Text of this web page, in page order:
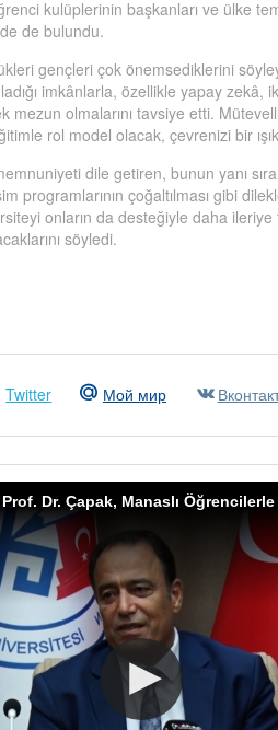
kulüplerinin başkanları ve ülke
de bulundu.
gençleri çok önemsediklerini
imkânlarla, özellikle yapay zekâ,
olmalarını tavsiye etti.
rol model olacak, çevrenizi bir
dile getiren, bunun yanı
programlarının çoğaltılması gibi
onların da desteğiyle daha ileriye
söyledi.
Twitter Мой мир
Dr. Çapak, Manaslı